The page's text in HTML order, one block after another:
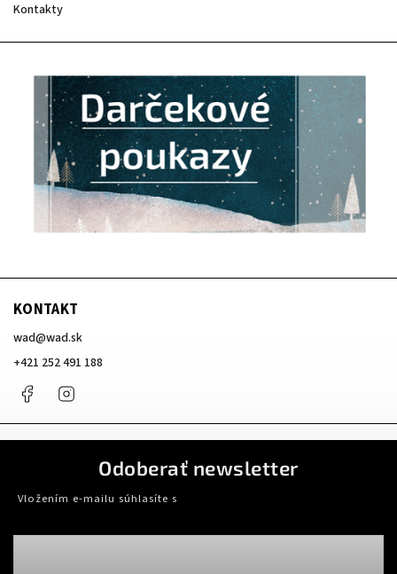
Kontakty
KONTAKT
wad@wad.sk
+421 252 491 188
Facebook
Odoberať newsletter
Vložením e-mailu súhlasíte s